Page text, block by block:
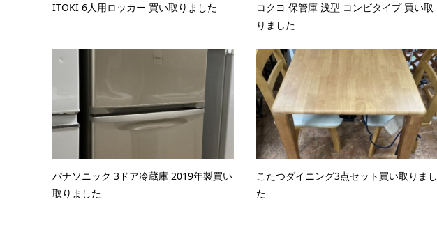
ITOKI 6人用ロッカー 買い取りました
コクヨ 保管庫 浅型 コンビタイプ 買い取
りました
パナソニック 3ドア冷蔵庫 2019年製買い
取りました
こたつダイニング3点セット買い取りまし
た